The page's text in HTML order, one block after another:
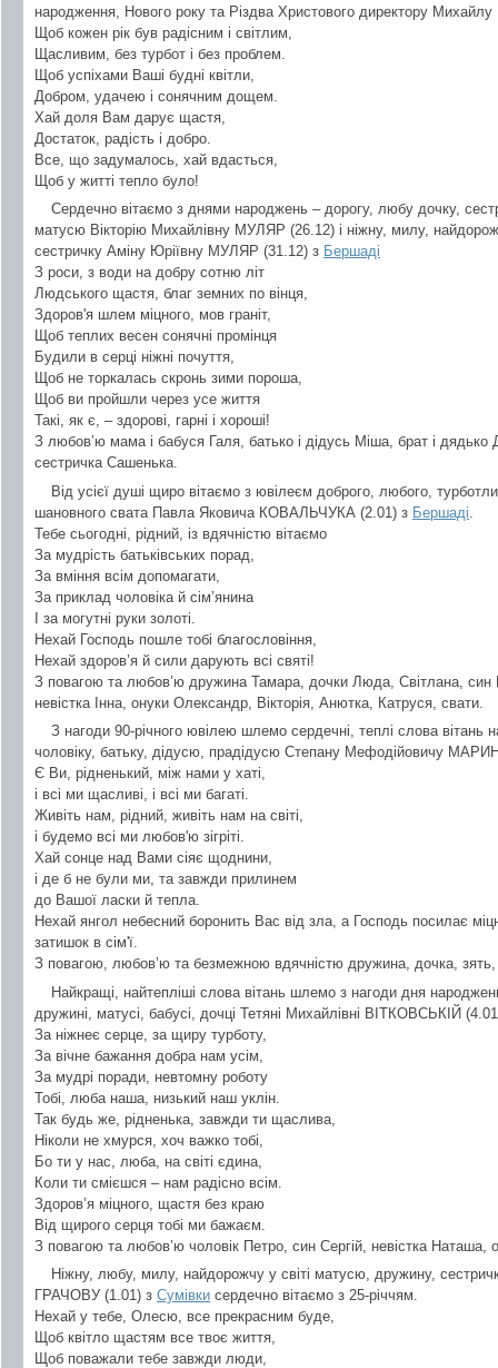
народження, Нового року та Різдва Христового директору
Щоб кожен рік був радісним і світлим,
Щасливим, без турбот і без проблем.
Щоб успіхами Ваші будні квітли,
Добром, удачею і сонячним дощем.
Хай доля Вам дарує щастя,
Достаток, радість і добро.
Все, що задумалось, хай вдасться,
Щоб у житті тепло було!
Сердечно вітаємо з днями народжень – дорогу, любу дочку,
матусю Вікторію Михайлівну МУЛЯР (26.12) і ніжну, милу,
сестричку Аміну Юріївну МУЛЯР (31.12) з Бершаді
З роси, з води на добру сотню літ
Людського щастя, благ земних по вінця,
Здоров'я шлем міцного, мов граніт,
Щоб теплих весен сонячні промінця
Будили в серці ніжні почуття,
Щоб не торкалась скронь зими пороша,
Щоб ви пройшли через усе життя
Такі, як є, – здорові, гарні і хороші!
З любов’ю мама і бабуся Галя, батько і дідусь Міша, брат і дядько
сестричка Сашенька.
Від усієї душі щиро вітаємо з ювілеєм доброго, любого,
шановного свата Павла Яковича КОВАЛЬЧУКА (2.01) з Бершаді
Тебе сьогодні, рідний, із вдячністю вітаємо
За мудрість батьківських порад,
За вміння всім допомагати,
За приклад чоловіка й сім’янина
І за могутні руки золоті.
Нехай Господь пошле тобі благословіння,
Нехай здоров’я й сили дарують всі святі!
З повагою та любов’ю дружина Тамара, дочки Люда, Світлана, син
невістка Інна, онуки Олександр, Вікторія, Анютка, Катруся, свати.
З нагоди 90-річного ювілею шлемо сердечні, теплі слова
чоловіку, батьку, дідусю, прадідусю Степану Мефодійовичу
Є Ви, рідненький, між нами у хаті,
і всі ми щасливі, і всі ми багаті.
Живіть нам, рідний, живіть нам на світі,
і будемо всі ми любов'ю зігріті.
Хай сонце над Вами сіяє щоднини,
і де б не були ми, та завжди прилинем
до Вашої ласки й тепла.
Нехай янгол небесний боронить Вас від зла, а Господь посилає
затишок в сім'ї.
З повагою, любов’ю та безмежною вдячністю дружина, дочка, зять,
Найкращі, найтепліші слова вітань шлемо з нагоди дня
дружині, матусі, бабусі, дочці Тетяні Михайлівні ВІТКОВСЬКІЙ
За ніжнеє серце, за щиру турботу,
За вічне бажання добра нам усім,
За мудрі поради, невтомну роботу
Тобі, люба наша, низький наш уклін.
Так будь же, рідненька, завжди ти щаслива,
Ніколи не хмурся, хоч важко тобі,
Бо ти у нас, люба, на світі єдина,
Коли ти смієшся – нам радісно всім.
Здоров’я міцного, щастя без краю
Від щирого серця тобі ми бажаєм.
З повагою та любов’ю чоловік Петро, син Сергій, невістка Наташа,
Ніжну, любу, милу, найдорожчу у світі матусю, дружину,
ГРАЧОВУ (1.01) з Сумівки сердечно вітаємо з 25-річчям.
Нехай у тебе, Олесю, все прекрасним буде,
Щоб квітло щастям все твоє життя,
Щоб поважали тебе завжди люди,